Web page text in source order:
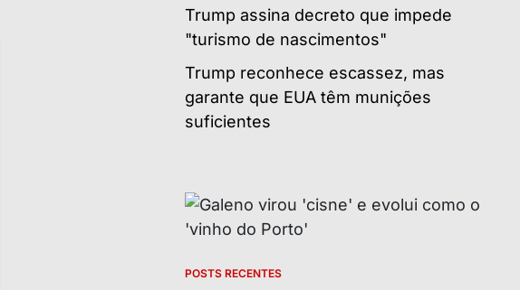
Trump assina decreto que impede
"turismo de nascimentos"
Trump reconhece escassez, mas
garante que EUA têm munições
suficientes
POSTS RECENTES